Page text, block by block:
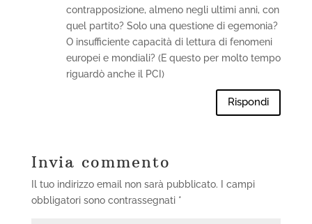
contrapposizione, almeno negli ultimi anni, con
quel partito? Solo una questione di egemonia?
O insufficiente capacità di lettura di fenomeni
europei e mondiali? (E questo per molto tempo
riguardò anche il PCI)
Rispondi
Invia commento
Il tuo indirizzo email non sarà pubblicato.
I campi
obbligatori sono contrassegnati *